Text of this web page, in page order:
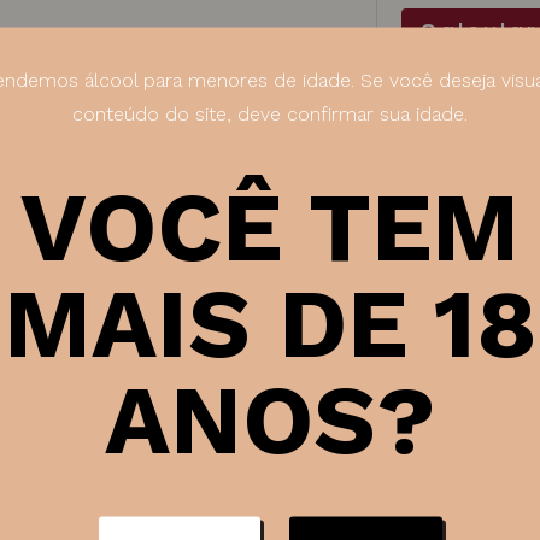
750 Calcular
SKU:1535
Ficha
álcool para menores de idade. Se você deseja
conteúdo do site, deve confirmar sua idade.
VOCÊ TEM
MAIS DE 18
ANOS?